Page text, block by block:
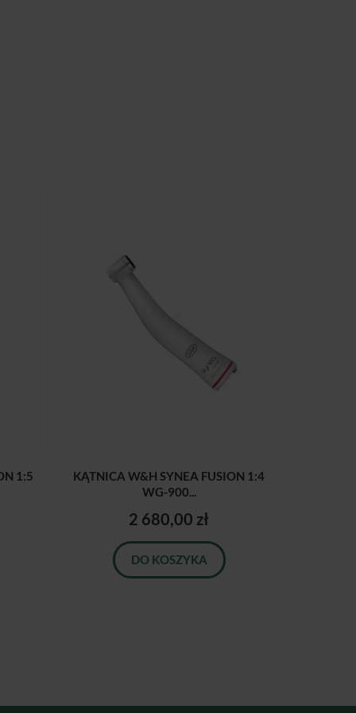
1:5
KĄTNICA W&H SYNEA FUSION 1:4
WG-900...
2 680,00 zł
DO KOSZYKA